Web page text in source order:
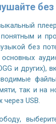
без
и
без
и других),
так и на
USB.